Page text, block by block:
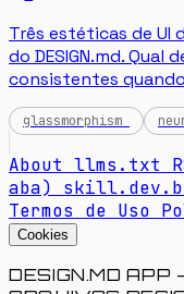
Três estéticas de UI
do DESIGN.md.
consistentes
glassmorphism
About llms.txt
aba)
Termos de Uso
Cookies
DESIGN.MD APP